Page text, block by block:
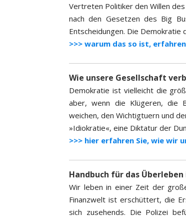
Vertreten Politiker den Willen
nach den Gesetzen des Big
Entscheidungen. Die Demokratie
>>> warum das so ist,
Wie unsere Gesellschaft
Demokratie ist vielleicht die
aber, wenn die Klügeren, die
weichen, den Wichtigtuern und
»Idiokratie«, eine Diktatur der
>>> hier erfahren Sie, wie wir
Handbuch für das
Wir leben in einer Zeit der
Finanzwelt ist erschüttert, die
sich zusehends. Die Polizei